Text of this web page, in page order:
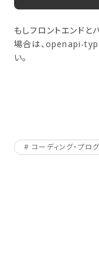
もしフロントエンド
場合は、openapi-
い。
コーディング・プログラミング